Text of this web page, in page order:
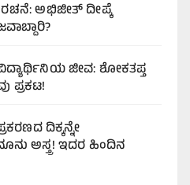
ಅಭಿಜೀತ್ ದೀಪ್ಕೆ
ಜೀವ: ಶೋಕತಪ್ತ
ಪ್ರಕಟ!
ದಿಕ್ಕನ್ನೇ
ಅಸ್ತ್ರ! ಇದರ ಹಿಂದಿನ